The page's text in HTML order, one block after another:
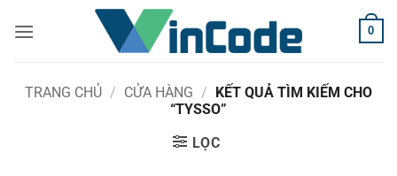
qua
0
TRANG CHỦ / CỬA HÀNG / KẾT QUẢ TÌM KIẾM CHO
“TYSSO”
LỌC